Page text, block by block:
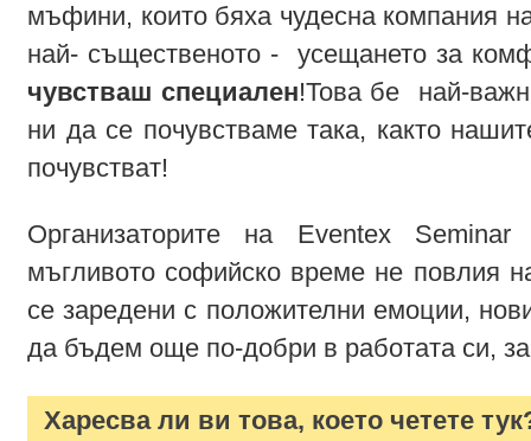
мъфини, които бяха чудесна компания
най- същественото - усещането за
чувстваш специален!Това бе най-
ни да се почувстваме така, както
почувстват!
Организаторите на Eventex
мъгливото софийско време не повлия
се заредени с положителни емоции,
да бъдем още по-добри в работата си,
Харесва ли ви това, което четете